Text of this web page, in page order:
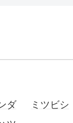
ダ
ミツビシ